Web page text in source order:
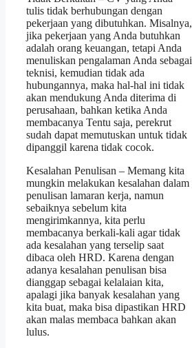
tulis tidak berhubungan dengan
pekerjaan yang dibutuhkan. Misalnya,
jika pekerjaan yang Anda butuhkan
adalah orang keuangan, tetapi Anda
menuliskan pengalaman Anda sebagai
teknisi, kemudian tidak ada
hubungannya, maka hal-hal ini tidak
akan mendukung Anda diterima di
perusahaan, bahkan ketika Anda
membacanya Tentu saja, perekrut
sudah dapat memutuskan untuk tidak
dipanggil karena tidak cocok.
Kesalahan Penulisan – Memang kita
mungkin melakukan kesalahan dalam
penulisan lamaran kerja, namun
sebaiknya sebelum kita
mengirimkannya, kita perlu
membacanya berkali-kali agar tidak
ada kesalahan yang terselip saat
dibaca oleh HRD. Karena dengan
adanya kesalahan penulisan bisa
dianggap sebagai kelalaian kita,
apalagi jika banyak kesalahan yang
kita buat, maka bisa dipastikan HRD
akan malas membaca bahkan akan
lulus.